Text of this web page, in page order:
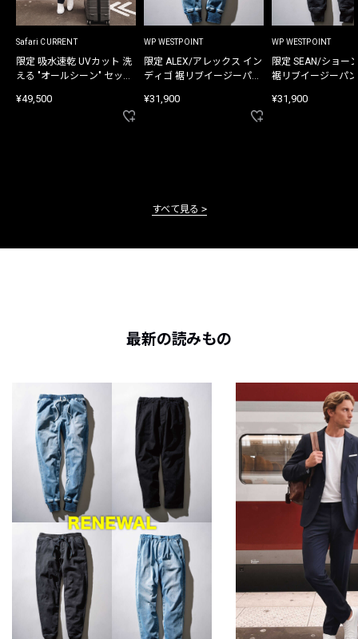
Safari CURRENT
限定 吸水速乾 UVカット 洗
える "オールシーン" セット
¥49,500
WP WESTPOINT
限定 ALEX/アレックス イン
ディゴ 裾リブイージーパン
¥31,900
WP WESTPOINT
限定 SEAN/ショー
裾リブイージーパ
¥31,900
すべて見る
最新の読みもの